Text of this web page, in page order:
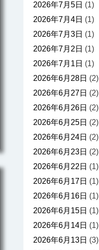
2026年7月5日 (1)
2026年7月4日 (1)
2026年7月3日 (1)
2026年7月2日 (1)
2026年7月1日 (1)
2026年6月28日 (2)
2026年6月27日 (2)
2026年6月26日 (2)
2026年6月25日 (2)
2026年6月24日 (2)
2026年6月23日 (2)
2026年6月22日 (1)
2026年6月17日 (1)
2026年6月16日 (1)
2026年6月15日 (1)
2026年6月14日 (1)
2026年6月13日 (3)